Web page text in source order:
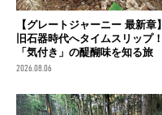
【グレートジャーニー 最新章】
旧石器時代へタイムスリップ！
「気付き」の醍醐味を知る旅
2026.08.06